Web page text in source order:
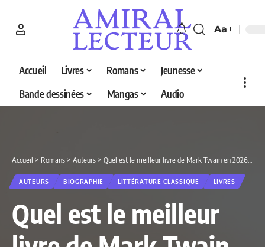
Aa
Accueil Livres Romans
Jeunesse
Bande dessinées
Mangas Audio
Accueil > Romans > Auteurs > Quel est le meilleur livre de Mark Twain en 2026 ? Découvrez nos 3 sélections
AUTEURS BIOGRAPHIE LITTÉRATURE CLASSIQUE LIVRES
Quel est le meilleur